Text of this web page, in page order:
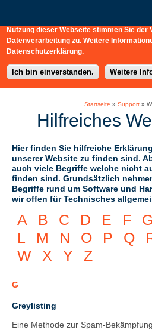
Diese Webseite nutzt Cookies,
Nutzung dieser Webseite stimmen Sie der
Datenverarbeitung zu. Weitere
Datenschutzerklärung.
Ich bin einverstanden. Weitere
b-connect +49 / (0) 30 / 217
Startseite » Support »
Hilfreiches
Hier finden Sie hilfreiche
unserer Website zu finden sind.
auch viele Begriffe welche nicht
finden sind. Grundsätzlich
Begriffe rund um Software und
wir offen für Technisches
A B C D E F G
L
M N O P Q
W
X Y Z
G
Greylisting
Eine Methode zur Spam-